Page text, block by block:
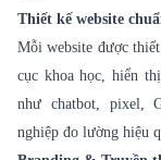
Thiết kế website
Mỗi website được
cục khoa học, hiển
như chatbot, pixel,
nghiệp đo lường hiệu